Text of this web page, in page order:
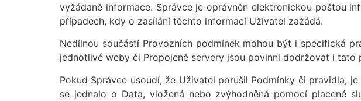
vyžádané informace. Správce je oprávněn elektronickou poštou
případech, kdy o zasílání těchto informací Uživatel zažádá.
Nedílnou součástí Provozních podmínek mohou být i specifická
jednotlivé weby či Propojené servery jsou povinni dodržovat i tato
Pokud Správce usoudí, že Uživatel porušil Podmínky či pravidla,
se jednalo o Data, vložená nebo zvýhodněná pomocí placené